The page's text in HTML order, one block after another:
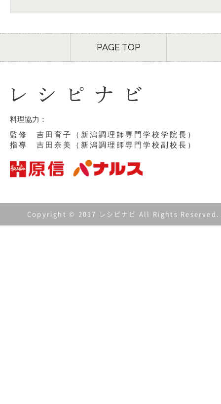
PAGE TOP
料理協力：
監修 吉田育子（新潟調理師専門学校学院長）
指導 吉田奈美（新潟調理師専門学校副校長）
Copyright © 2017 レシピナビ All Rights Reserved.